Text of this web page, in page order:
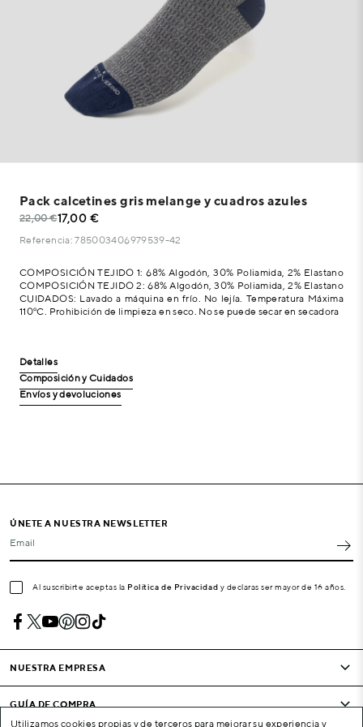
Pack calcetines gris melange y cuadros azules
22,00 €17,00 €
Referencia: 785003406979539-42
COMPOSICIÓN TEJIDO 1: 68% Algodón, 30% Poliamida, 2% Elastano
COMPOSICIÓN TEJIDO 2: 68% Algodón, 30% Poliamida, 2% Elastano
CUIDADOS: Lavado a máquina en frío. No lejía. Temperatura Máxima
110ºC. Prohibición de limpieza en seco. No se puede secar en secadora
Detalles
Composición y Cuidados
Envíos y devoluciones
ÚNETE A NUESTRA NEWSLETTER
Email
Al suscribirte aceptas la Política de Privacidad y declaras ser mayor de 16 años.
NUESTRA EMPRESA
GUÍA DE COMPRA
Utilizamos cookies propias y de terceros para mejorar su experiencia y